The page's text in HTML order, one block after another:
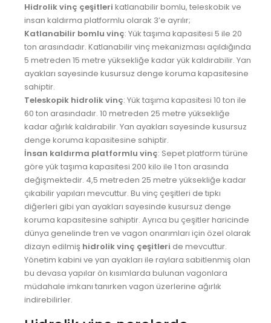
SAMSUN VİNÇ
SİİRT VİNÇ
SİNOP VİNÇ
SİVAS VİNÇ
Ş.URFA VİNÇ
ŞIRNAK VİNÇ
TEKİRDAĞ VİNÇ
TOKAT VİNÇ
TRABZON VİNÇ
TUNCELİ VİNÇ
UŞAK VİNÇ
VAN VİNÇ
YALOVA VİNÇ
YOZGAT VİNÇ
ZONGULDAK VİNÇ
Hidrolik vinç çeşitleri katlanabilir bomlu, teleskobik ve
insan kaldırma platformlu olarak 3’e ayrılır;
Katlanabilir bomlu vinç: Yük taşıma kapasitesi 5 ile 20
ton arasındadır. Katlanabilir vinç mekanizması açıldığında
5 metreden 15 metre yüksekliğe kadar yük kaldırabilir. Yan
ayakları sayesinde kusursuz denge koruma kapasitesine
sahiptir.
Teleskopik hidrolik vinç: Yük taşıma kapasitesi 10 ton ile
60 ton arasındadır. 10 metreden 25 metre yüksekliğe
kadar ağırlık kaldırabilir. Yan ayakları sayesinde kusursuz
denge koruma kapasitesine sahiptir.
İnsan kaldırma platformlu vinç: Sepet platform türüne
göre yük taşıma kapasitesi 200 kilo ile 1 ton arasında
değişmektedir. 4,5 metreden 25 metre yüksekliğe kadar
çıkabilir yapıları mevcuttur. Bu vinç çeşitleri de tıpkı
diğerleri gibi yan ayakları sayesinde kusursuz denge
koruma kapasitesine sahiptir. Ayrıca bu çeşitler haricinde
dünya genelinde tren ve vagon onarımları için özel olarak
dizayn edilmiş hidrolik vinç çeşitleri de mevcuttur.
Yönetim kabini ve yan ayakları ile raylara sabitlenmiş olan
bu devasa yapılar ön kısımlarda bulunan vagonlara
müdahale imkanı tanırken vagon üzerlerine ağırlık
indirebilirler.